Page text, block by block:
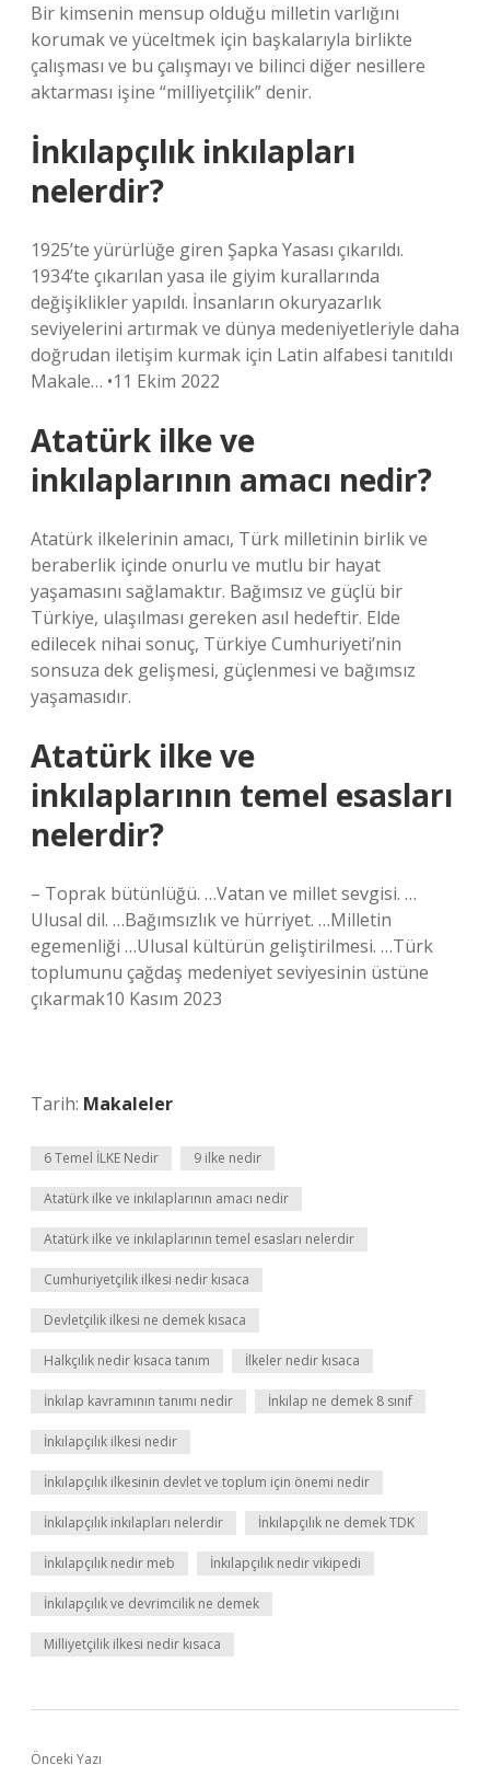
Bir kimsenin mensup olduğu milletin varlığını
korumak ve yüceltmek için başkalarıyla birlikte
çalışması ve bu çalışmayı ve bilinci diğer nesillere
aktarması işine “milliyetçilik” denir.
İnkılapçılık inkılapları
nelerdir?
1925’te yürürlüğe giren Şapka Yasası çıkarıldı.
1934’te çıkarılan yasa ile giyim kurallarında
değişiklikler yapıldı. İnsanların okuryazarlık
seviyelerini artırmak ve dünya medeniyetleriyle daha
doğrudan iletişim kurmak için Latin alfabesi tanıtıldı
Makale… •11 Ekim 2022
Atatürk ilke ve
inkılaplarının amacı nedir?
Atatürk ilkelerinin amacı, Türk milletinin birlik ve
beraberlik içinde onurlu ve mutlu bir hayat
yaşamasını sağlamaktır. Bağımsız ve güçlü bir
Türkiye, ulaşılması gereken asıl hedeftir. Elde
edilecek nihai sonuç, Türkiye Cumhuriyeti’nin
sonsuza dek gelişmesi, güçlenmesi ve bağımsız
yaşamasıdır.
Atatürk ilke ve
inkılaplarının temel esasları
nelerdir?
– Toprak bütünlüğü. …Vatan ve millet sevgisi. …
Ulusal dil. …Bağımsızlık ve hürriyet. …Milletin
egemenliği …Ulusal kültürün geliştirilmesi. …Türk
toplumunu çağdaş medeniyet seviyesinin üstüne
çıkarmak10 Kasım 2023
Tarih: Makaleler
6 Temel İLKE Nedir 9 ilke nedir
Atatürk ilke ve inkılaplarının amacı nedir
Atatürk ilke ve inkılaplarının temel esasları nelerdir
Cumhuriyetçilik ilkesi nedir kısaca
Devletçilik ilkesi ne demek kısaca
Halkçılık nedir kısaca tanım İlkeler nedir kısaca
İnkılap kavramının tanımı nedir İnkılap ne demek 8 sınıf
İnkılapçılık ilkesi nedir
İnkılapçılık ilkesinin devlet ve toplum için önemi nedir
İnkılapçılık inkılapları nelerdir İnkılapçılık ne demek TDK
İnkılapçılık nedir meb İnkılapçılık nedir vikipedi
İnkılapçılık ve devrimcilik ne demek
Milliyetçilik ilkesi nedir kısaca
Önceki Yazı